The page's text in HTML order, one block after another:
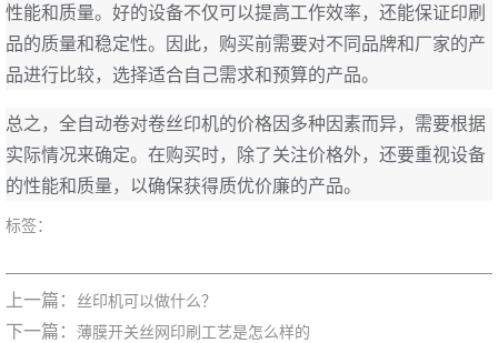
性能和质量。好的设备不仅可以提高工作效率，还能保证印刷
品的质量和稳定性。因此，购买前需要对不同品牌和厂家的产
品进行比较，选择适合自己需求和预算的产品。
总之，全自动卷对卷丝印机的价格因多种因素而异，需要根据
实际情况来确定。在购买时，除了关注价格外，还要重视设备
的性能和质量，以确保获得质优价廉的产品。
标签：
上一篇： 丝印机可以做什么？
下一篇： 薄膜开关丝网印刷工艺是怎么样的